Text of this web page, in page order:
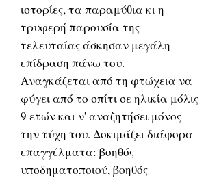
ιστορίες, τα παραμύθια κι η
τρυφερή παρουσία της
τελευταίας άσκησαν μεγάλη
επίδραση πάνω του.
Αναγκάζεται από τη φτώχεια να
φύγει από το σπίτι σε ηλικία μόλις
9 ετών και ν' αναζητήσει μόνος
την τύχη του. Δοκιμάζει διάφορα
επαγγέλματα: βοηθός
υποδηματοποιού, βοηθός